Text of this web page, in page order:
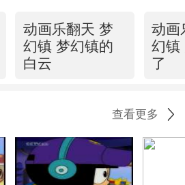
动画乐翻天 梦
幻镇 梦幻镇的
白云
动画
幻镇
了
查看更多